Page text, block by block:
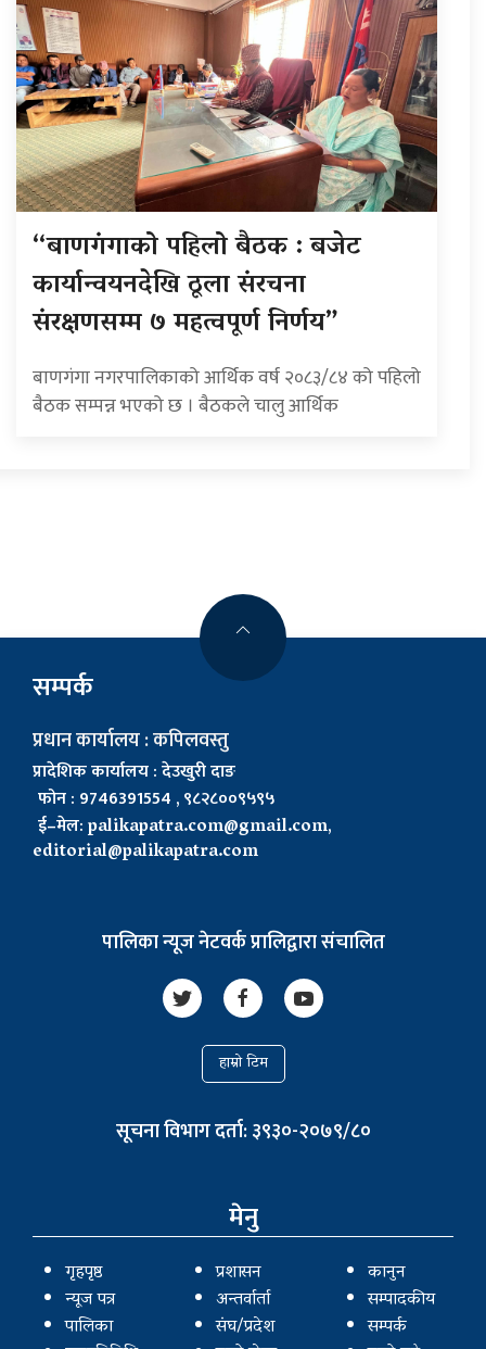
“बाणगंगाको पहिलो बैठक : बजेट
कार्यान्वयनदेखि ठूला संरचना
संरक्षणसम्म ७ महत्वपूर्ण निर्णय”
बाणगंगा नगरपालिकाको आर्थिक वर्ष २०८३/८४ को पहिलो
बैठक सम्पन्न भएको छ । बैठकले चालु आर्थिक
सम्पर्क
प्रधान कार्यालय : कपिलवस्तु
प्रादेशिक कार्यालय : देउखुरी दाङ
फोन : 9746391554 , ९८२८००९५९५
ई–मेल:palikapatra.com@gmail.com,
editorial@palikapatra.com
पालिका न्यूज नेटवर्क प्रालिद्वारा संचालित
हाम्रो टिम
सूचना विभाग दर्ता: ३९३०-२०७९/८०
मेनु
गृहपृष्ठ
न्यूज पत्र
पालिका
प्रशासन
अन्तर्वार्ता
संघ/प्रदेश
कानुन
सम्पादकीय
सम्पर्क